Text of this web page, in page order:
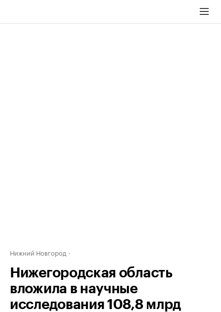
Нижний Новгород
Нижегородская область
вложила в научные
исследования 108,8 млрд